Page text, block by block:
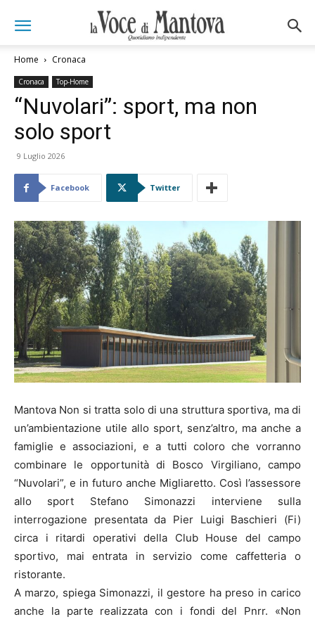
Home Cronaca
Cronaca Top-Home
“Nuvolari”: sport, ma non
solo sport
9 Luglio 2026
Facebook Twitter
Mantova Non si tratta solo di una struttura sportiva, ma di
un’ambientazione utile allo sport, senz’altro, ma anche a
famiglie e associazioni, e a tutti coloro che vorranno
combinare le opportunità di Bosco Virgiliano, campo
“Nuvolari”, e in futuro anche Migliaretto. Così l’assessore
allo sport Stefano Simonazzi interviene sulla
interrogazione presentata da Pier Luigi Baschieri (Fi)
circa i ritardi operativi della Club House del campo
sportivo, mai entrata in servizio come caffetteria o
ristorante.
A marzo, spiega Simonazzi, il gestore ha preso in carico
anche la parte realizzata con i fondi del Pnrr. «Non